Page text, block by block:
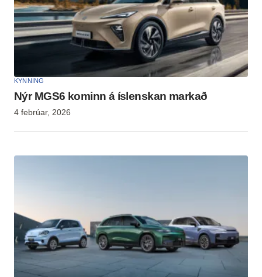
KYNNING
Nýr MGS6 kominn á íslenskan markað
4 febrúar, 2026